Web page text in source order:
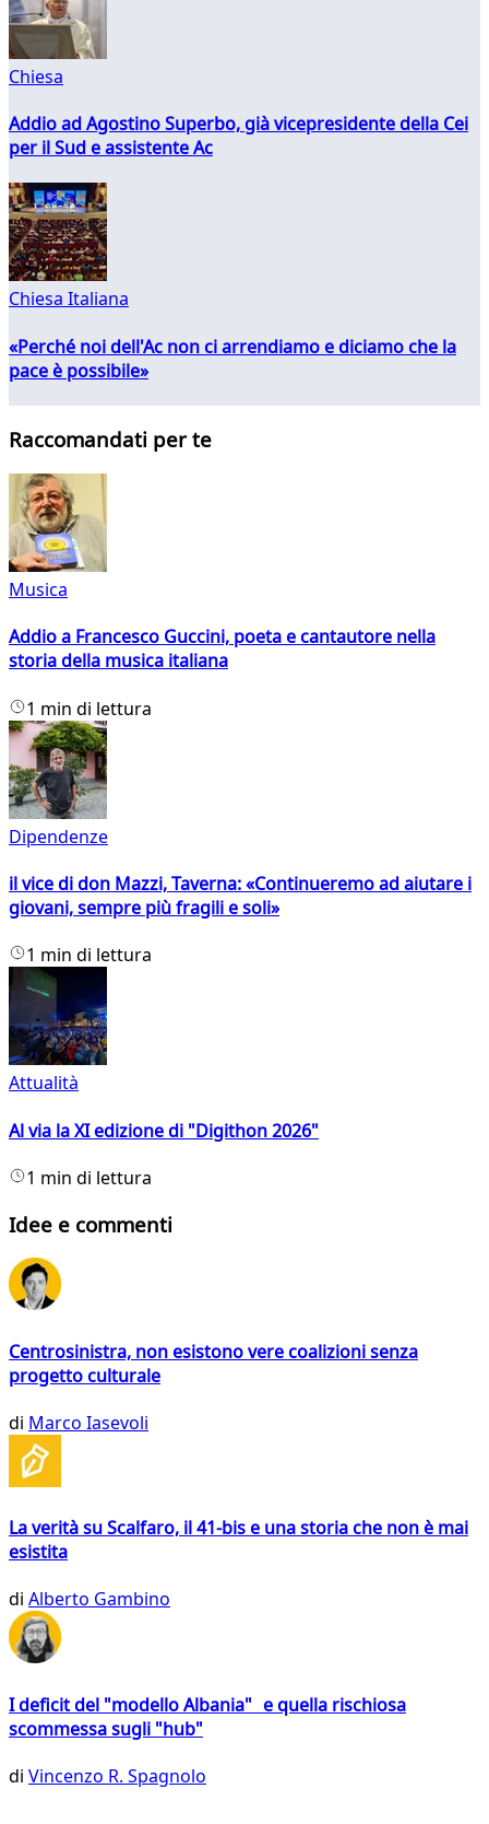
Chiesa
Addio ad Agostino Superbo, già vicepresidente della Cei
per il Sud e assistente Ac
Chiesa Italiana
«Perché noi dell'Ac non ci arrendiamo e diciamo che la
pace è possibile»
Raccomandati per te
Musica
Addio a Francesco Guccini, poeta e cantautore nella
storia della musica italiana
1 min di lettura
Dipendenze
il vice di don Mazzi, Taverna: «Continueremo ad aiutare i
giovani, sempre più fragili e soli»
1 min di lettura
Attualità
Al via la XI edizione di "Digithon 2026"
1 min di lettura
Idee e commenti
Centrosinistra, non esistono vere coalizioni senza
progetto culturale
di Marco Iasevoli
La verità su Scalfaro, il 41-bis e una storia che non è mai
esistita
di Alberto Gambino
I deficit del "modello Albania" e quella rischiosa
scommessa sugli "hub"
di Vincenzo R. Spagnolo